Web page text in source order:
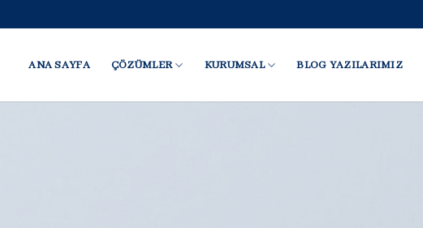
ANA SAYFA ÇÖZÜMLER KURUMSAL BLOG YAZILARIMIZ